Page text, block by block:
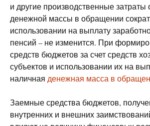
и другие производственные
денежной массы в обращении
использовании на выплату
пенсий – не изменится. При
средств бюджетов за счет средств
субъектов и использовании их на
наличная денежная масса в
Заемные средства бюджетов,
внутренних и внешних